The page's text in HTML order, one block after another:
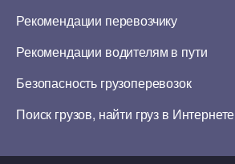
Рекомендации перевозчику
Рекомендации водителям в пути
Безопасность грузоперевозок
Поиск грузов, найти груз в Интернете